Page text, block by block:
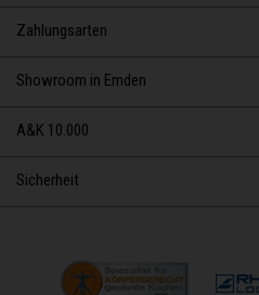
Zahlungsarten
Showroom in Emden
A&K 10.000
Sicherheit